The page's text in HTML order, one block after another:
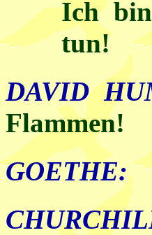
Ich
tun!
DAVID
Flammen!
GOETHE: